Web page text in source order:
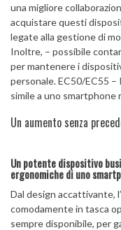
una migliore
acquistare questi
legate alla gestione di
Inoltre, – possibile
per mantenere i
personale. EC50/EC55
simile a uno smartphone
Un aumento senza
Un potente dispositivo
ergonomiche di uno
Dal design accattivante,
comodamente in tasca
sempre disponibile, per